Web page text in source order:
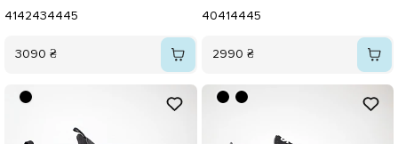
4142434445
3090 ₴
40414445
2990 ₴